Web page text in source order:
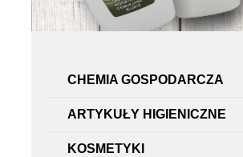
CHEMIA GOSPODARCZA
ARTYKUŁY HIGIENICZNE
KOSMETYKI